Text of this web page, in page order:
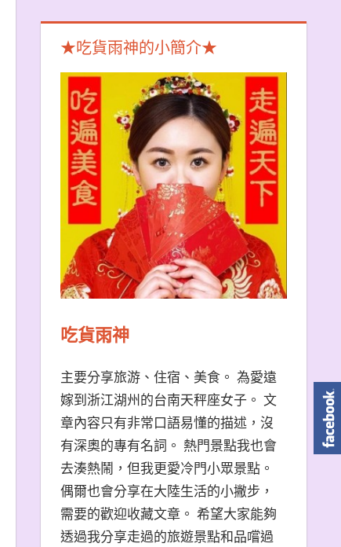
★吃貨雨神的小簡介★
吃貨雨神
主要分享旅游、住宿、美食。 為愛遠
嫁到浙江湖州的台南天秤座女子。 文
章內容只有非常口語易懂的描述，沒
有深奧的專有名詞。 熱門景點我也會
去湊熱鬧，但我更愛冷門小眾景點。
偶爾也會分享在大陸生活的小撇步，
需要的歡迎收藏文章。 希望大家能夠
透過我分享走過的旅遊景點和品嚐過